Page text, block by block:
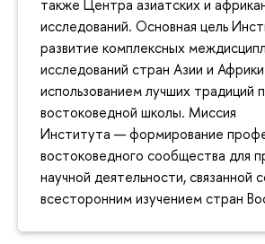
также Центра азиатских и
исследований. Основная цель
развитие комплексных
исследований стран Азии и
использованием лучших традиций
востоковедной школы. Миссия
Института — формирование
востоковедного сообщества для
научной деятельности, связанной
всесторонним изучением стран